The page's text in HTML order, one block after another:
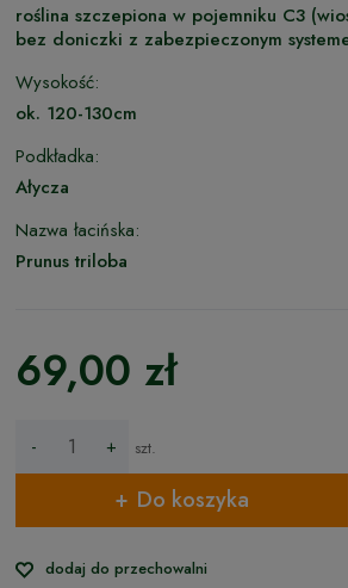
roślina szczepiona w pojemniku C3
bez doniczki z zabezpieczonym
Wysokość:
ok. 120-130cm
Podkładka:
Ałycza
Nazwa łacińska:
Prunus triloba
69,00 zł
- + szt.
Do koszyka
dodaj do przechowalni